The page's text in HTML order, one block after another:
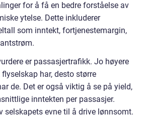
for å få en bedre forståelse av
ytelse. Dette inkluderer
som inntekt, fortjenestemargin,
er passasjertrafikk. Jo høyere
har, desto større
de. Det er også viktig å se på yield,
inntekten per passasjer.
selskapets evne til å drive lønnsomt.